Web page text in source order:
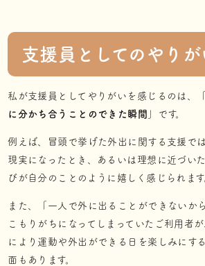
支援員としてのやりが
私が支援員としてやりがいを感じるのは、「
に分かち合うことのできた瞬間
」です。
例えば、冒頭で挙げた外出に関する支援で
現実になったとき、あるいは理想に近づい
びが自分のことのように嬉しく感じられます
また、「一人で外に出ることができないか
こもりがちになってしまっていたご利用者
により運動や外出ができる日を楽しみにす
面もあります。